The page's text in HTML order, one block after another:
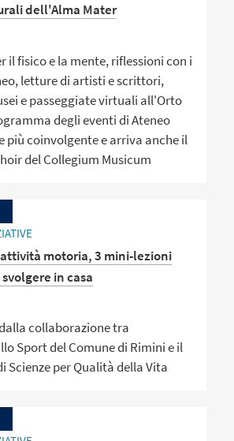
dell'Alma Mater
il fisico e la mente, riflessioni con i
letture di artisti e scrittori,
e passeggiate virtuali all'Orto
degli eventi di Ateneo
più coinvolgente e arriva anche il
del Collegium Musicum
motoria, 3 mini-lezioni
in casa
collaborazione tra
Sport del Comune di Rimini e il
Scienze per Qualità della Vita